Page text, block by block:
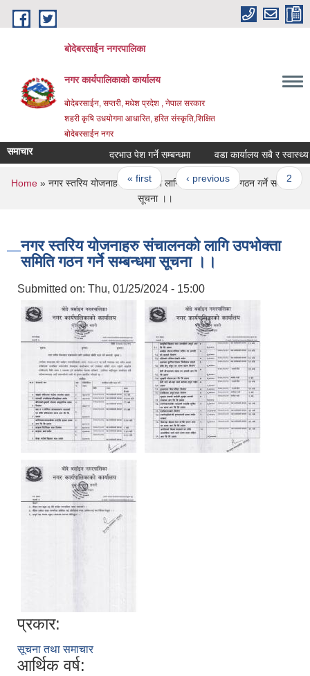
Skip to main content
बोदेबरसाईन नगरपालिका
नगर कार्यपालिकाको कार्यालय
बोदेबरसाईन, सप्तरी, मधेश प्रदेश , नेपाल सरकार
शहरी कृषि उधयोगमा आधारित, हरित संस्कृति,शिक्षित
बोदेबरसाईन नगर
समाचार दरभाउ पेश गर्ने सम्बन्धमा वडा कार्यालय सबै र स्वास्थ्य
Pages
« first ‹ previous … 2
You are here
Home» नगर स्तरिय योजनाहरु संचालनको लागि उपभोक्ता समिति गठन गर्ने सम्बन्धमा
सूचना ।।
नगर स्तरिय योजनाहरु संचालनको लागि उपभोक्ता
समिति गठन गर्ने सम्बन्धमा सूचना ।।
Submitted on: Thu, 01/25/2024 - 15:00
प्रकार:
सूचना तथा समाचार
आर्थिक वर्ष: